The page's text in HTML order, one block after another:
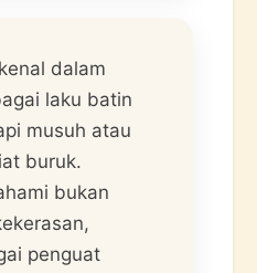
dalam
laku batin
musuh atau
buruk.
bukan
penguat